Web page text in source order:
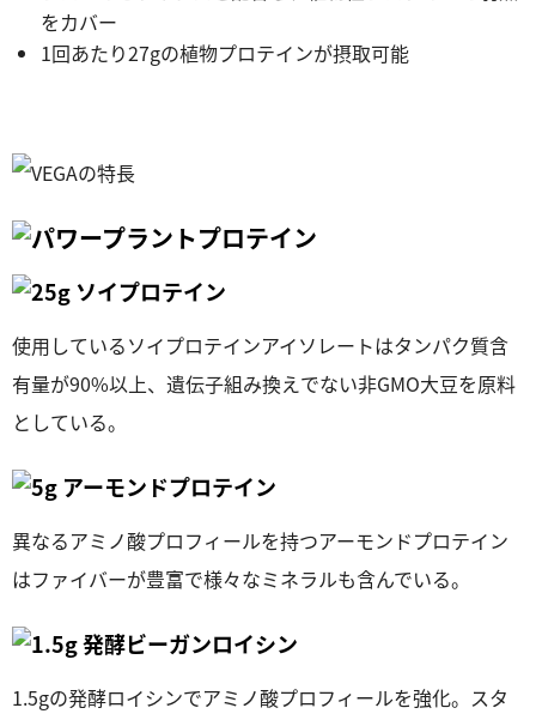
をカバー
1回あたり27gの植物プロテインが摂取可能
使用しているソイプロテインアイソレートはタンパク質含
有量が90%以上、遺伝子組み換えでない非GMO大豆を原料
としている。
異なるアミノ酸プロフィールを持つアーモンドプロテイン
はファイバーが豊富で様々なミネラルも含んでいる。
1.5gの発酵ロイシンでアミノ酸プロフィールを強化。スタ